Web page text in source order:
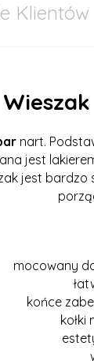
Klientów
nart.
jest
jest bardzo
mocowany
końce
kołki